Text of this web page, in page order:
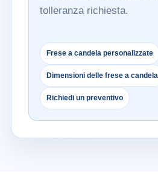
tolleranza richiesta.
Frese a candela personalizzate
Dimensioni delle frese a candela
Richiedi un preventivo